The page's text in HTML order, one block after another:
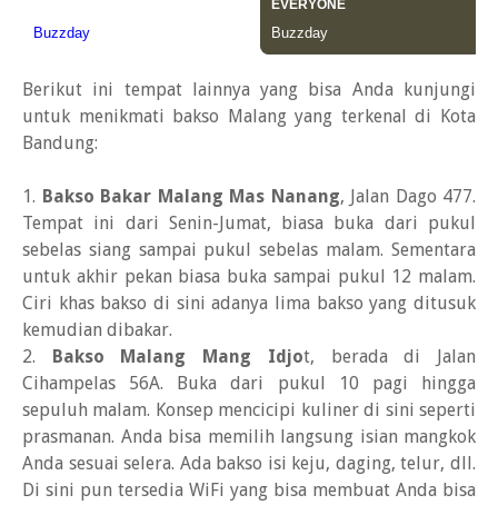
Berikut ini tempat lainnya yang bisa Anda kunjungi
untuk menikmati bakso Malang yang terkenal di Kota
Bandung:
1. Bakso Bakar Malang Mas Nanang, Jalan Dago 477.
Tempat ini dari Senin-Jumat, biasa buka dari pukul
sebelas siang sampai pukul sebelas malam. Sementara
untuk akhir pekan biasa buka sampai pukul 12 malam.
Ciri khas bakso di sini adanya lima bakso yang ditusuk
kemudian dibakar.
2. Bakso Malang Mang Idjot, berada di Jalan
Cihampelas 56A. Buka dari pukul 10 pagi hingga
sepuluh malam. Konsep mencicipi kuliner di sini seperti
prasmanan. Anda bisa memilih langsung isian mangkok
Anda sesuai selera. Ada bakso isi keju, daging, telur, dll.
Di sini pun tersedia WiFi yang bisa membuat Anda bisa